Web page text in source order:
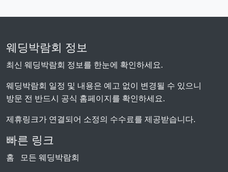
웨딩박람회 정보
최신 웨딩박람회 정보를 한눈에 확인하세요.
웨딩박람회 일정 및 내용은 예고 없이 변경될 수 있으니
방문 전 반드시 공식 홈페이지를 확인하세요.
제휴링크가 연결되어 소정의 수수료를 제공받습니다.
빠른 링크
홈 모든 웨딩박람회